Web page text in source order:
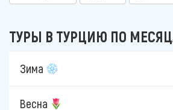
ТУРЫ В ТУРЦИЮ ПО
Зима
Весна